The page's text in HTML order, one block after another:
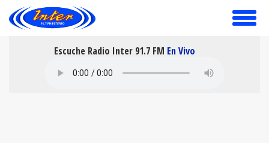
toggle
Escuche Radio Inter 91.7 FM En Vivo